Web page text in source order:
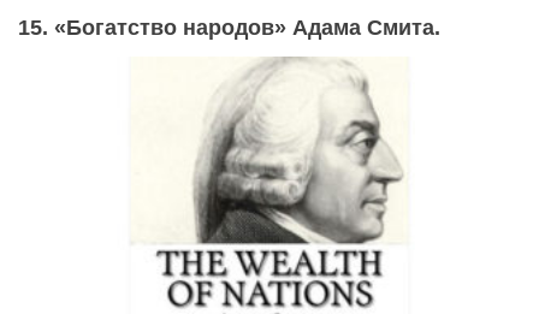
15. «Богатство народов» Адама Смита.